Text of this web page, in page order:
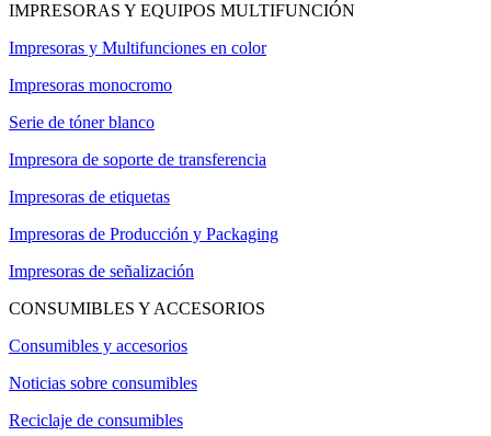
IMPRESORAS Y EQUIPOS MULTIFUNCIÓN
Impresoras y Multifunciones en color
Impresoras monocromo
Serie de tóner blanco
Impresora de soporte de transferencia
Impresoras de etiquetas
Impresoras de Producción y Packaging
Impresoras de señalización
CONSUMIBLES Y ACCESORIOS
Consumibles y accesorios
Noticias sobre consumibles
Reciclaje de consumibles